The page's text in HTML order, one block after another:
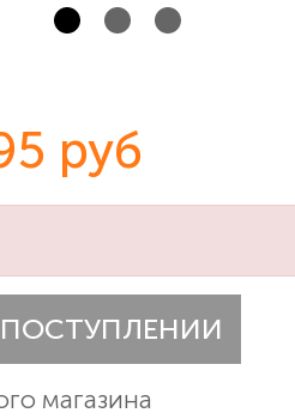
руб
магазина